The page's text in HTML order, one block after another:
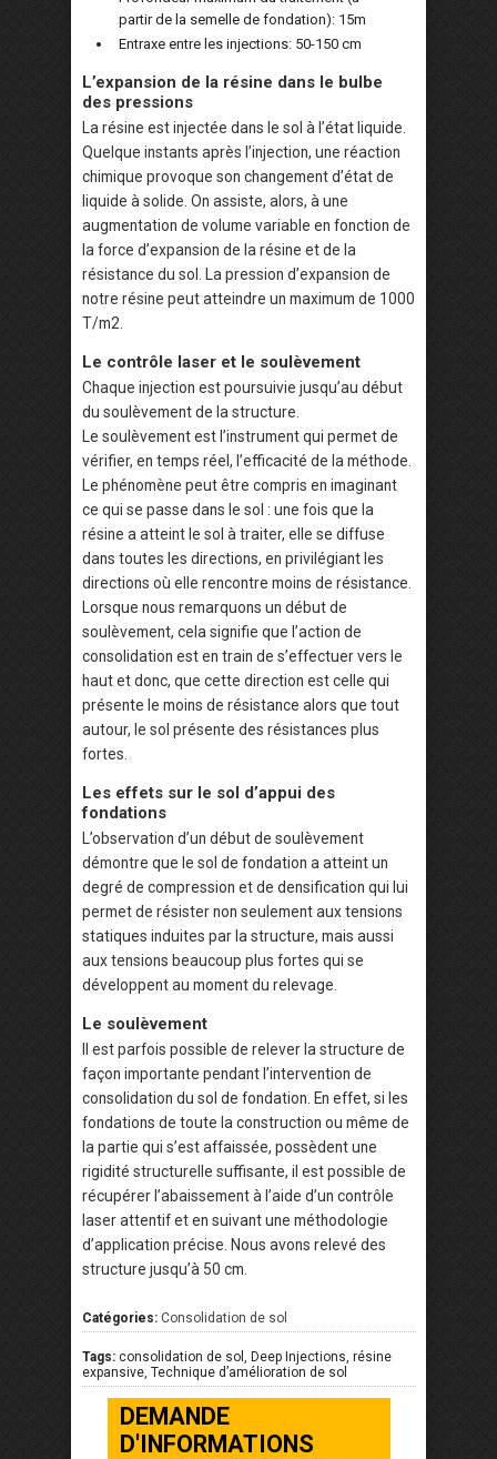
partir de la semelle de fondation): 15m
Entraxe entre les injections: 50-150 cm
L’expansion de la résine dans le bulbe
des pressions
La résine est injectée dans le sol à l’état liquide.
Quelque instants après l’injection, une réaction
chimique provoque son changement d’état de
liquide à solide. On assiste, alors, à une
augmentation de volume variable en fonction de
la force d’expansion de la résine et de la
résistance du sol. La pression d’expansion de
notre résine peut atteindre un maximum de 1000
T/m2.
Le contrôle laser et le soulèvement
Chaque injection est poursuivie jusqu’au début
du soulèvement de la structure.
Le soulèvement est l’instrument qui permet de
vérifier, en temps réel, l’efficacité de la méthode.
Le phénomène peut être compris en imaginant
ce qui se passe dans le sol : une fois que la
résine a atteint le sol à traiter, elle se diffuse
dans toutes les directions, en privilégiant les
directions où elle rencontre moins de résistance.
Lorsque nous remarquons un début de
soulèvement, cela signifie que l’action de
consolidation est en train de s’effectuer vers le
haut et donc, que cette direction est celle qui
présente le moins de résistance alors que tout
autour, le sol présente des résistances plus
fortes.
Les effets sur le sol d’appui des
fondations
L’observation d’un début de soulèvement
démontre que le sol de fondation a atteint un
degré de compression et de densification qui lui
permet de résister non seulement aux tensions
statiques induites par la structure, mais aussi
aux tensions beaucoup plus fortes qui se
développent au moment du relevage.
Le soulèvement
Il est parfois possible de relever la structure de
façon importante pendant l’intervention de
consolidation du sol de fondation. En effet, si les
fondations de toute la construction ou même de
la partie qui s’est affaissée, possèdent une
rigidité structurelle suffisante, il est possible de
récupérer l’abaissement à l’aide d’un contrôle
laser attentif et en suivant une méthodologie
d’application précise. Nous avons relevé des
structure jusqu’à 50 cm.
Catégories: Consolidation de sol
Tags: consolidation de sol, Deep Injections, résine
expansive, Technique d’amélioration de sol
DEMANDE
D'INFORMATIONS